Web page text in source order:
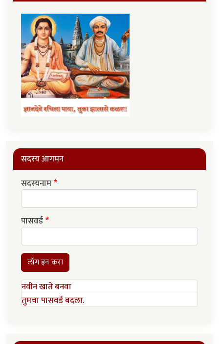
सदस्य आगमन
सदस्यनाम
पासवर्ड
लॉग इन करा
नवीन खाते बनवा
तुमचा पासवर्ड बदला.